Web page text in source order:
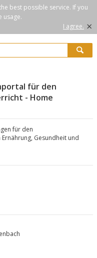
best possible service. If you
usage.
I agree. ×
für den
- Home
für den
Gesundheit und